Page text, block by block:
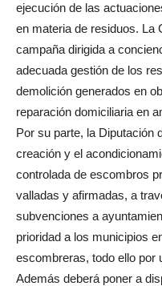
ejecución de las
en materia de residuos. La
campaña dirigida a
adecuada gestión de los
demolición generados en
reparación domiciliaria en
Por su parte, la Diputación
creación y el
controlada de escombros
valladas y afirmadas, a
subvenciones a
prioridad a los municipios
escombreras, todo ello por
Además deberá poner a